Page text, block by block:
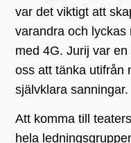
var det viktigt att
varandra och lyckas
med 4G. Jurij var
oss att tänka utifrån
självklara sanningar.
Att komma till
hela